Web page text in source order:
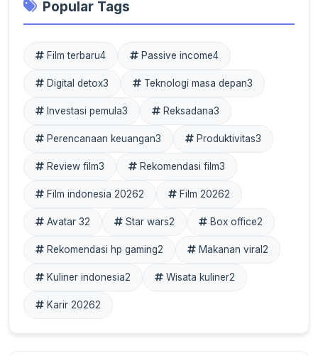
Popular Tags
Film terbaru4 Passive income4
Digital detox3 Teknologi masa depan3
Investasi pemula3 Reksadana3
Perencanaan keuangan3 Produktivitas3
Review film3 Rekomendasi film3
Film indonesia 20262 Film 20262
Avatar 32 Star wars2 Box office2
Rekomendasi hp gaming2 Makanan viral 2
Kuliner indonesia2 Wisata kuliner2
Karir 20262